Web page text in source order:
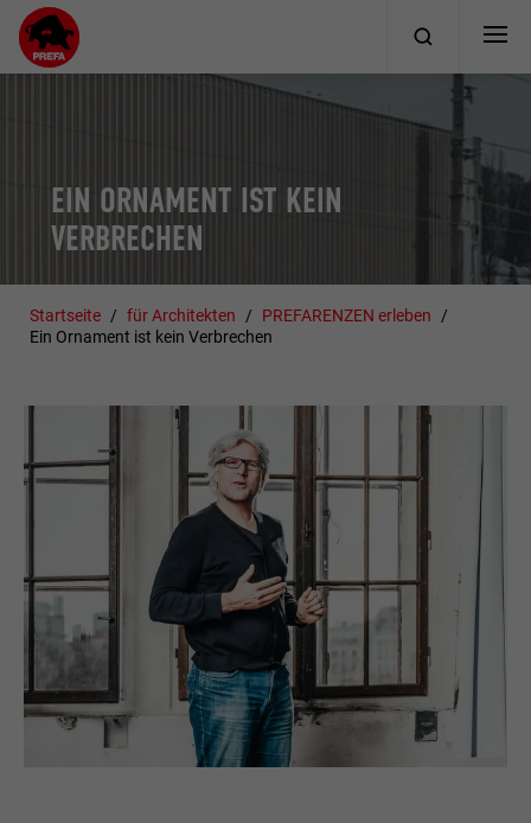
EIN ORNAMENT IST KEIN
VERBRECHEN
Startseite für Architekten
PREFARENZEN erleben
Ein Ornament ist kein Verbrechen